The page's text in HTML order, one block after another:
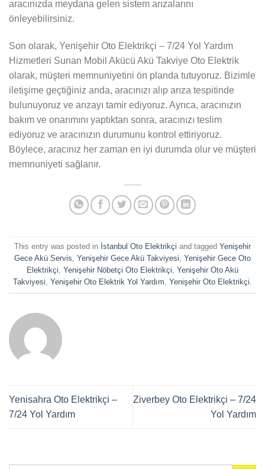
aracınızda meydana gelen sistem arızalarını
önleyebilirsiniz.
Son olarak, Yenişehir Oto Elektrikçi – 7/24 Yol Yardım
Hizmetleri Sunan Mobil Akücü Akü Takviye Oto Elektrik
olarak, müşteri memnuniyetini ön planda tutuyoruz. Bizimle
iletişime geçtiğiniz anda, aracınızı alıp arıza tespitinde
bulunuyoruz ve arızayı tamir ediyoruz. Ayrıca, aracınızın
bakım ve onarımını yaptıktan sonra, aracınızı teslim
ediyoruz ve aracınızın durumunu kontrol ettiriyoruz.
Böylece, aracınız her zaman en iyi durumda olur ve müşteri
memnuniyeti sağlanır.
This entry was posted in İstanbul Oto Elektrikçi and tagged Yenişehir
Gece Akü Servis, Yenişehir Gece Akü Takviyesi, Yenişehir Gece Oto
Elektrikçi, Yenişehir Nöbetçi Oto Elektrikçi, Yenişehir Oto Akü
Takviyesi, Yenişehir Oto Elektrik Yol Yardım, Yenişehir Oto Elektrikçi.
Yenisahra Oto Elektrikçi –
7/24 Yol Yardım
Ziverbey Oto Elektrikçi – 7/24
Yol Yardım